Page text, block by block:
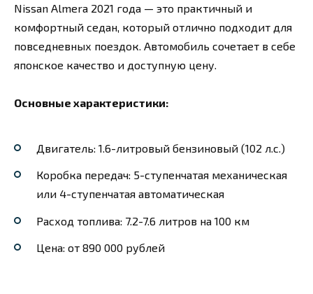
Nissan Almera 2021 года — это практичный и
комфортный седан, который отлично подходит для
повседневных поездок. Автомобиль сочетает в себе
японское качество и доступную цену.
Основные характеристики:
Двигатель: 1.6-литровый бензиновый (102 л.с.)
Коробка передач: 5-ступенчатая механическая
или 4-ступенчатая автоматическая
Расход топлива: 7.2-7.6 литров на 100 км
Цена: от 890 000 рублей